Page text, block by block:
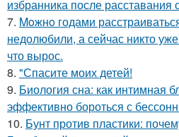
избранника после расставания
7. Moжнo годами
недолюбили, а сейчас никто
что вырос.
8. "Спасите моих детей!
9. Биология сна: как интимная
эффективно бороться с
10. Бунт против пластики: